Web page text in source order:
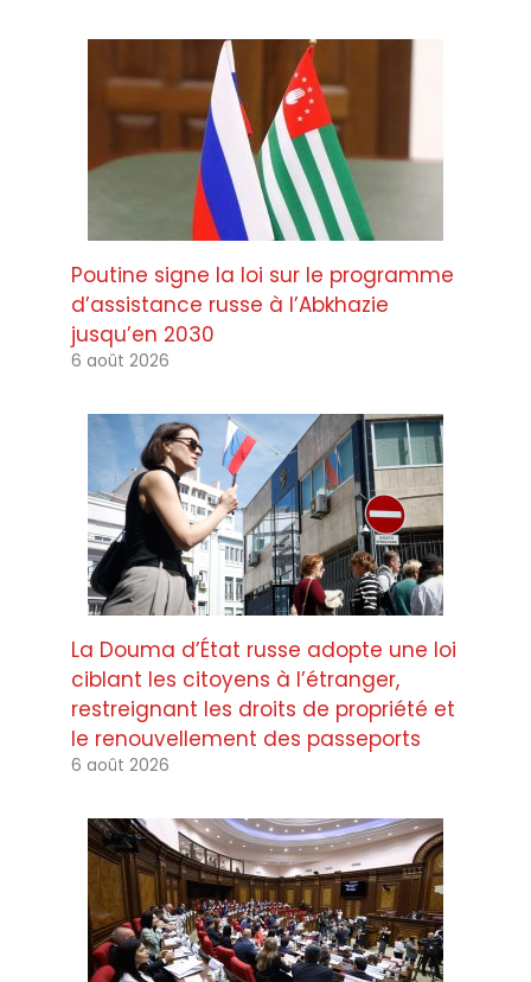
Poutine signe la loi sur le programme
d’assistance russe à l’Abkhazie
jusqu’en 2030
6 août 2026
La Douma d’État russe adopte une loi
ciblant les citoyens à l’étranger,
restreignant les droits de propriété et
le renouvellement des passeports
6 août 2026